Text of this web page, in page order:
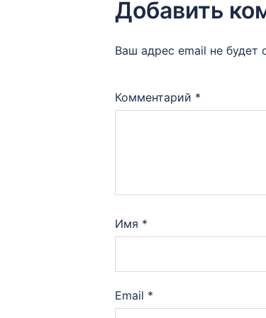
Добавить
Ваш адрес email не будет
Комментарий *
Имя *
Email *